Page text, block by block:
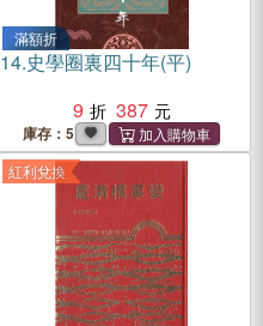
滿額折
14.史學圈裏四十年(平)
9
387
庫存：5
紅利兌換